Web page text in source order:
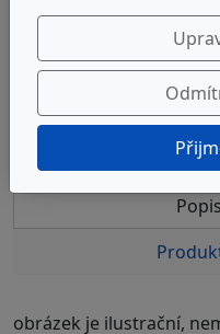
6 020 Kč bez DPH
7 284 Kč
obrázek je ilustrační,